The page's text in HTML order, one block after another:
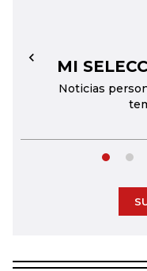
MI
Noticias
←